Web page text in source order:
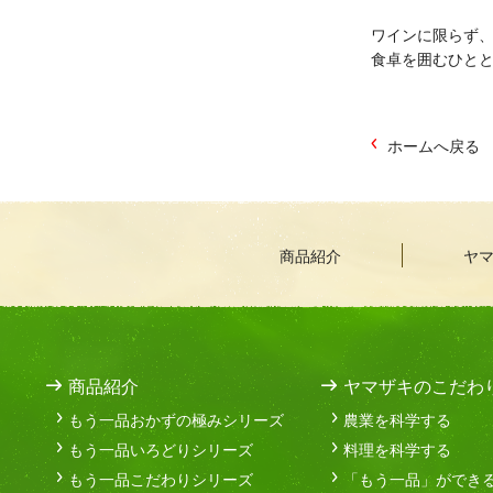
ワインに限らず
食卓を囲むひと
ホームへ戻る
商品紹介 ヤ
商品紹介
もう一品おかずの極みシリーズ
もう一品いろどりシリーズ
もう一品こだわりシリーズ
ヤマザキのこだわ
農業を科学する
料理を科学する
「もう一品」ができ